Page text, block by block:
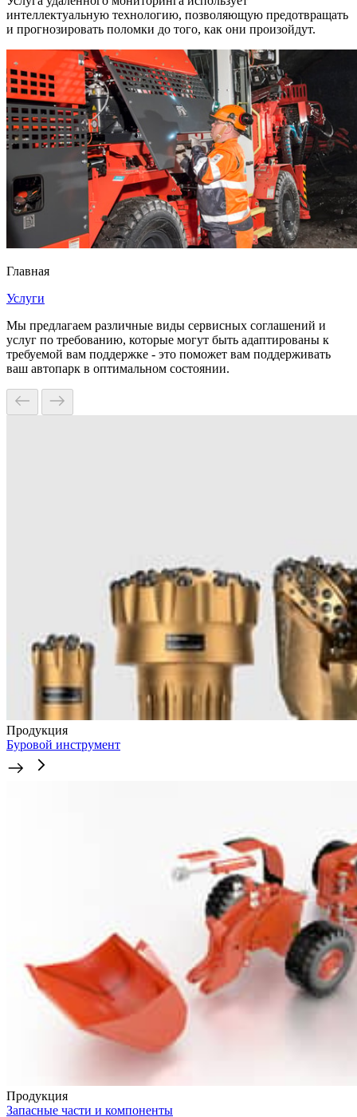
интеллектуальную технологию, позволяющую предотвращать
и прогнозировать поломки до того, как они произойдут.
Главная
Услуги
Мы предлагаем различные виды сервисных соглашений и
услуг по требованию, которые могут быть адаптированы к
требуемой вам поддержке - это поможет вам поддерживать
ваш автопарк в оптимальном состоянии.
Продукция
Буровой инструмент
Продукция
Запасные части и компоненты